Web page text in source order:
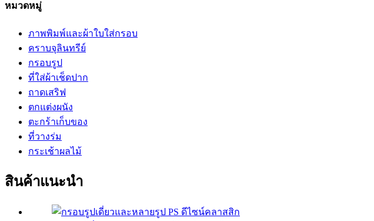
หมวดหมู่
ภาพพิมพ์และผ้าใบใส่กรอบ
คราบจุลินทรีย์
กรอบรูป
ที่ใส่ผ้าเช็ดปาก
ถาดเสริฟ
ตกแต่งผนัง
ตะกร้าเก็บของ
ที่วางร่ม
กระเช้าผลไม้
สินค้าแนะนำ